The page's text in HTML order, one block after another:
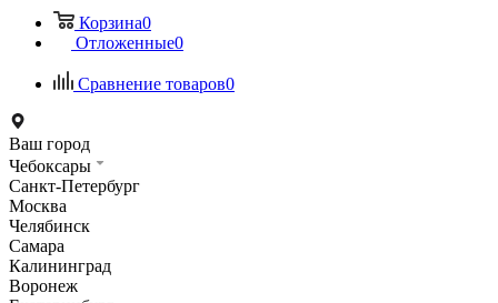
Корзина0
Отложенные0
Сравнение товаров0
Ваш город
Чебоксары
Санкт-Петербург
Москва
Челябинск
Самара
Калининград
Воронеж